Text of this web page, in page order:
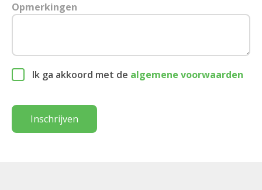
Opmerkingen
Ik ga akkoord met de algemene voorwaarden
Inschrijven